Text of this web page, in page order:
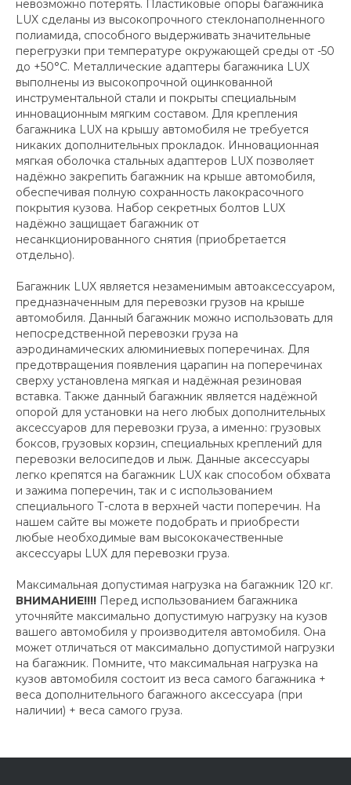
невозможно потерять. Пластиковые опоры багажника
LUX сделаны из высокопрочного стеклонаполненного
полиамида, способного выдерживать значительные
перегрузки при температуре окружающей среды от -50
до +50°C. Металлические адаптеры багажника LUX
выполнены из высокопрочной оцинкованной
инструментальной стали и покрыты специальным
инновационным мягким составом. Для крепления
багажника LUX на крышу автомобиля не требуется
никаких дополнительных прокладок. Инновационная
мягкая оболочка стальных адаптеров LUX позволяет
надёжно закрепить багажник на крыше автомобиля,
обеспечивая полную сохранность лакокрасочного
покрытия кузова. Набор секретных болтов LUX
надёжно защищает багажник от
несанкционированного снятия (приобретается
отдельно).
Багажник LUX является незаменимым автоаксессуаром,
предназначенным для перевозки грузов на крыше
автомобиля. Данный багажник можно использовать для
непосредственной перевозки груза на
аэродинамических алюминиевых поперечинах. Для
предотвращения появления царапин на поперечинах
сверху установлена мягкая и надёжная резиновая
вставка. Также данный багажник является надёжной
опорой для установки на него любых дополнительных
аксессуаров для перевозки груза, а именно: грузовых
боксов, грузовых корзин, специальных креплений для
перевозки велосипедов и лыж. Данные аксессуары
легко крепятся на багажник LUX как способом обхвата
и зажима поперечин, так и с использованием
специального Т-слота в верхней части поперечин. На
нашем сайте вы можете подобрать и приобрести
любые необходимые вам высококачественные
аксессуары LUX для перевозки груза.
Максимальная допустимая нагрузка на багажник 120 кг.
ВНИМАНИЕ!!!! Перед использованием багажника
уточняйте максимально допустимую нагрузку на кузов
вашего автомобиля у производителя автомобиля. Она
может отличаться от максимально допустимой нагрузки
на багажник. Помните, что максимальная нагрузка на
кузов автомобиля состоит из веса самого багажника +
веса дополнительного багажного аксессуара (при
наличии) + веса самого груза.